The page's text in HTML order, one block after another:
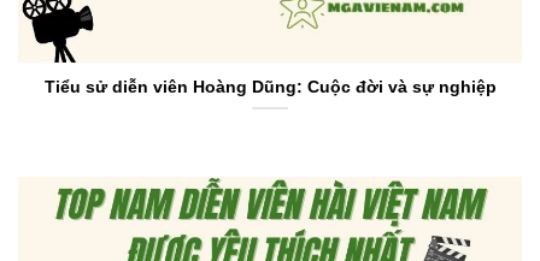
Tiểu sử diễn viên Hoàng Dũng: Cuộc đời và sự nghiệp